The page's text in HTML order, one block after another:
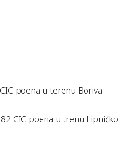
poena u terenu Boriva
CIC poena u trenu Lipničko